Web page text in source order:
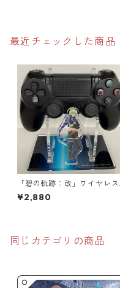
最近チェックした商品
「碧の軌跡：改」ワイヤレス
コントローラー用アクリルス
タンド（ワジ＆ノエル）
¥2,880
同じカテゴリの商品